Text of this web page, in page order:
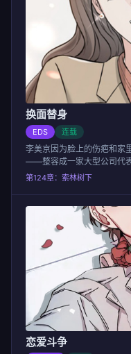
换面替身
EDS 连载
李美京因为脸上的伤疤和家
——整容成一家大型公司代
第124章：索林树下
恋爱斗争